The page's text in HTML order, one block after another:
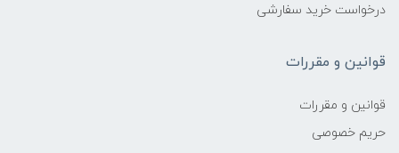
درخواست خرید سفارشی
قوانین و مقررات
قوانین و مقررات
حریم خصوصی